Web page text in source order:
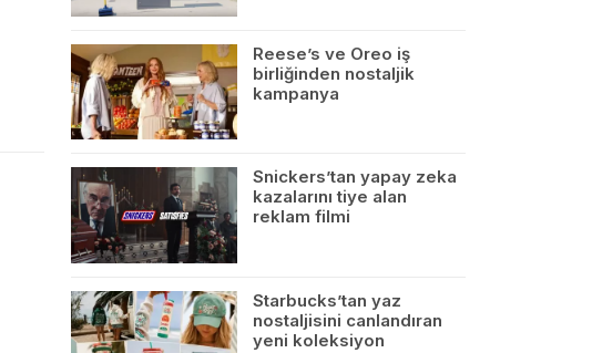
Reese’s ve Oreo iş
birliğinden nostaljik
kampanya
Snickers’tan yapay zeka
kazalarını tiye alan
reklam filmi
Starbucks’tan yaz
nostaljisini canlandıran
yeni koleksiyon